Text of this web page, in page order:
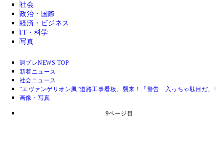
社会
政治・国際
経済・ビジネス
IT・科学
写真
週プレNEWS TOP
新着ニュース
社会ニュース
“エヴァンゲリオン風”道路工事看板、襲来！「警告 入っちゃ駄目だ」
画像・写真
9ページ目